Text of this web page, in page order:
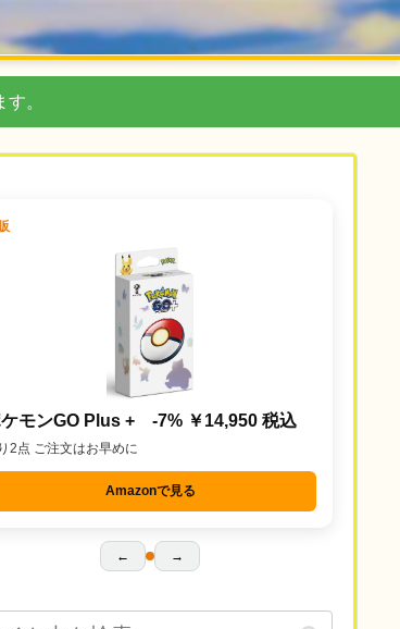
。
モンGO Plus + -7% ￥14,950 税込
2点 ご注文はお早めに
Amazonで見る
← →